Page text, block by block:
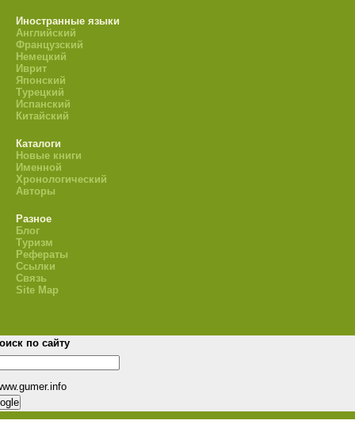
Иностранные языки
Английский
Французский
Немецкий
Иврит
Японский
Турецкий
Испанский
Китайский
Каталоги
Новые книги
Именной
Хронологический
Авторы
Разное
Блог
Туризм
Рефераты
Ссылки
Связь
Site Map
по сайту